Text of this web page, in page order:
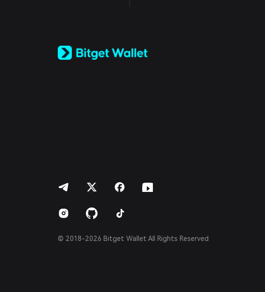
Español (Latinoamérica)
© 2018-2026 Bitget Wallet All Rights Reserved